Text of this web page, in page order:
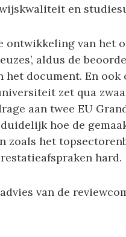
en
ontwikkeling van het
aldus de
het document. En
zet qua
aan twee EU
hoe de
het
hard.
van de